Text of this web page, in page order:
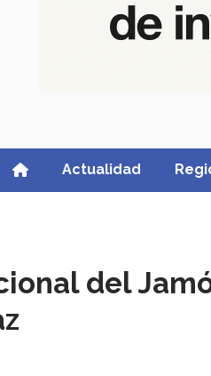
Actualidad
del